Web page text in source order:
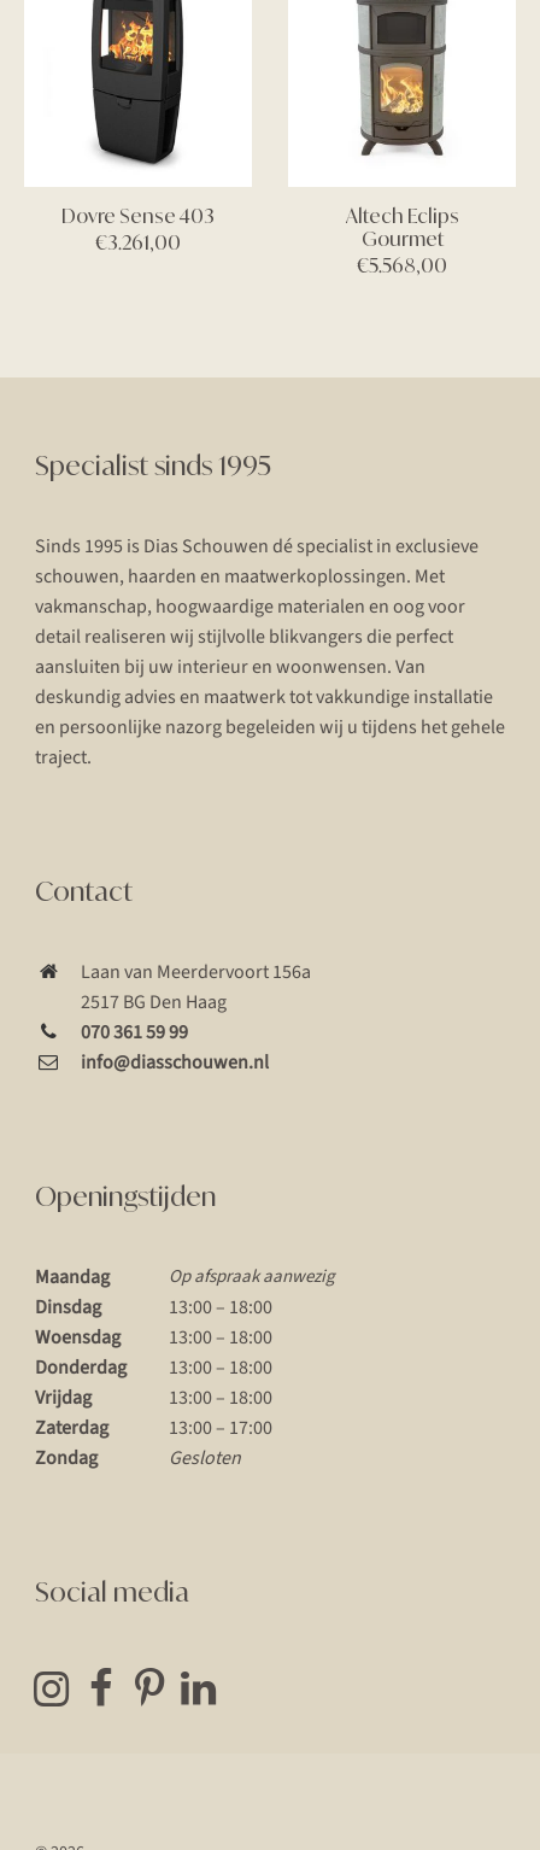
Dovre Sense 403
€3.261,00
Altech Eclips
Gourmet
€5.568,00
Specialist sinds 1995
Sinds 1995 is Dias Schouwen dé specialist in exclusieve
schouwen, haarden en maatwerkoplossingen. Met
vakmanschap, hoogwaardige materialen en oog voor
detail realiseren wij stijlvolle blikvangers die perfect
aansluiten bij uw interieur en woonwensen. Van
deskundig advies en maatwerk tot vakkundige installatie
en persoonlijke nazorg begeleiden wij u tijdens het gehele
traject.
Contact
Laan van Meerdervoort 156a
2517 BG Den Haag
070 361 59 99
info@diasschouwen.nl
Openingstijden
Maandag Op afspraak aanwezig
Dinsdag
13:00 – 18:00
Woensdag
13:00 – 18:00
Donderdag
13:00 – 18:00
Vrijdag
13:00 – 18:00
Zaterdag
13:00 – 17:00
Zondag
Gesloten
Social media